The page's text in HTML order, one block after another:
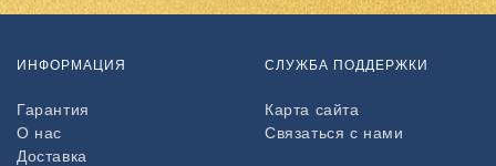
ИНФОРМАЦИЯ
Гарантия
О нас
Доставка
СЛУЖБА ПОДДЕРЖКИ
Карта сайта
Связаться с нами